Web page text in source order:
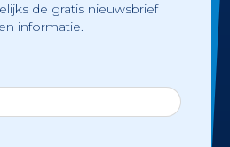
de gratis nieuwsbrief
informatie.